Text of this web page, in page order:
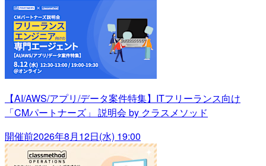
【AI/AWS/アプリ/データ案件特集】ITフリーランス向け
「CMパートナーズ」 説明会 by クラスメソッド
開催前2026年8月12日(水) 19:00